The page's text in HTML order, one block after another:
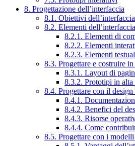
8. Progettazione dell’interfaccia
8.1. Obiettivi dell’interfaccia
8.2. Elementi dell’interfaccia
8.2.1. Elementi di
8.2.2. Elementi
8.2.3. Elementi
8.3. Progettare e costruire
8.3.1. Layout di
8.3.2. Prototipi in alta
8.4. Progettare con il design
8.4.1.
8.4.2. Benefici del
8.4.3. Risorse
8.4.4. Come
8.5. Progettare con i